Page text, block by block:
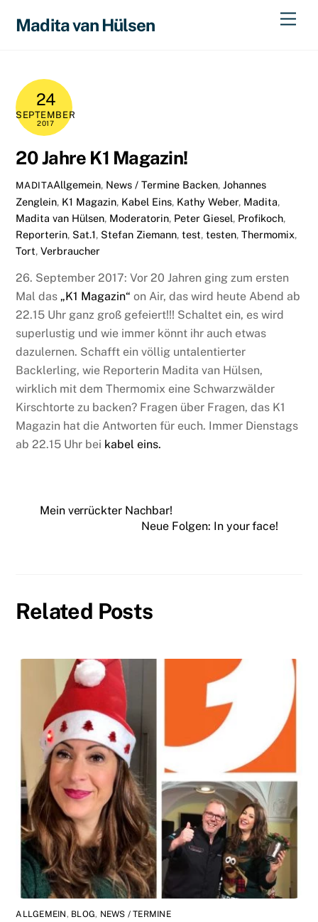
Madita van Hülsen
24
SEPTEMBER
2017
20 Jahre K1 Magazin!
MADITAAllgemein, News / Termine Backen,Johannes
Zenglein, K1 Magazin, Kabel Eins, Kathy Weber, Madita,
Madita van Hülsen, Moderatorin, Peter Giesel, Profikoch,
Reporterin, Sat.1, Stefan Ziemann,test,testen,Thermomix,
Tort,Verbraucher
26. September 2017: Vor 20 Jahren ging zum ersten
Mal das„K1 Magazin“ on Air, das wird heute Abend ab
22.15 Uhr ganz groß gefeiert!!! Schaltet ein, es wird
superlustig und wie immer könnt ihr auch etwas
dazulernen. Schafft ein völlig untalentierter
Backlerling, wie Reporterin Madita van Hülsen,
wirklich mit dem Thermomix eine Schwarzwälder
Kirschtorte zu backen? Fragen über Fragen, das K1
Magazin hat die Antworten für euch. Immer Dienstags
ab 22.15 Uhr bei kabel eins.
Mein verrückter Nachbar!
Neue Folgen: In your face!
Related Posts
ALLGEMEIN, BLOG, NEWS / TERMINE